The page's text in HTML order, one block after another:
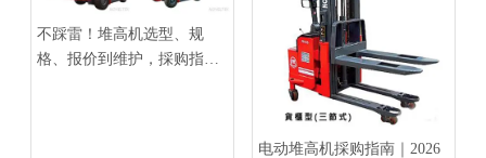
不踩雷！堆高机选型、规
格、报价到维护，採购指南
电动堆高机採购指南｜2026